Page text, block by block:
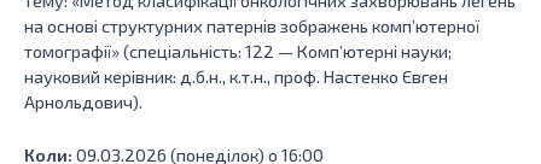
на основі структурних патернів зображень комп’ютерної
томографії» (спеціальність: 122 — Комп’ютерні науки;
науковий керівник: д.б.н., к.т.н., проф. Настенко Євген
Арнольдович).
Коли: 09.03.2026 (понеділок) о 16:00